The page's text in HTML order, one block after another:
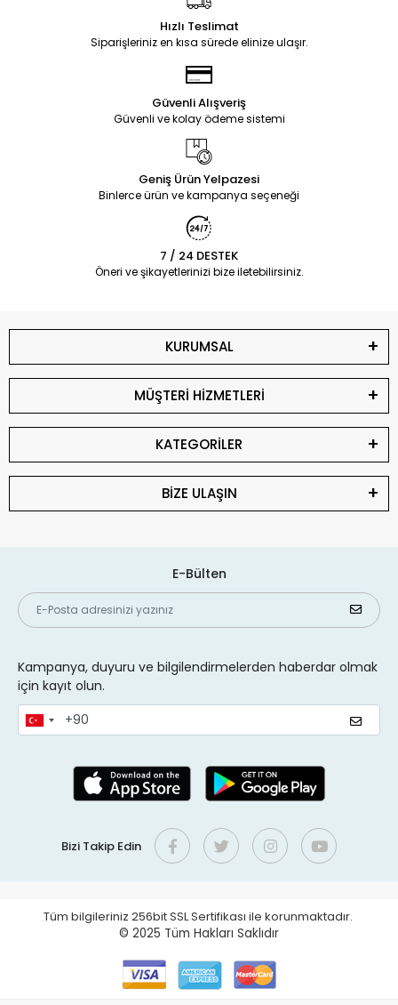
Hızlı Teslimat
Siparişleriniz en kısa sürede elinize ulaşır.
Güvenli Alışveriş
Güvenli ve kolay ödeme sistemi
Geniş Ürün Yelpazesi
Binlerce ürün ve kampanya seçeneği
7 / 24 DESTEK
Öneri ve şikayetlerinizi bize iletebilirsiniz.
KURUMSAL
MÜŞTERİ HİZMETLERİ
KATEGORİLER
BİZE ULAŞIN
E-Bülten
Kampanya, duyuru ve bilgilendirmelerden haberdar olmak
için kayıt olun.
Bizi Takip Edin
Tüm bilgileriniz 256bit SSL Sertifikası ile korunmaktadır.
© 2025 Tüm Hakları Saklıdır